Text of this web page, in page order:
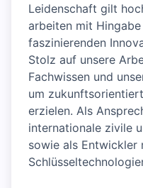
Leidenschaft gilt
arbeiten mit
faszinierenden
Stolz auf unsere
Fachwissen und
um
erzielen. Als
internationale zivile
sowie als Entwickler